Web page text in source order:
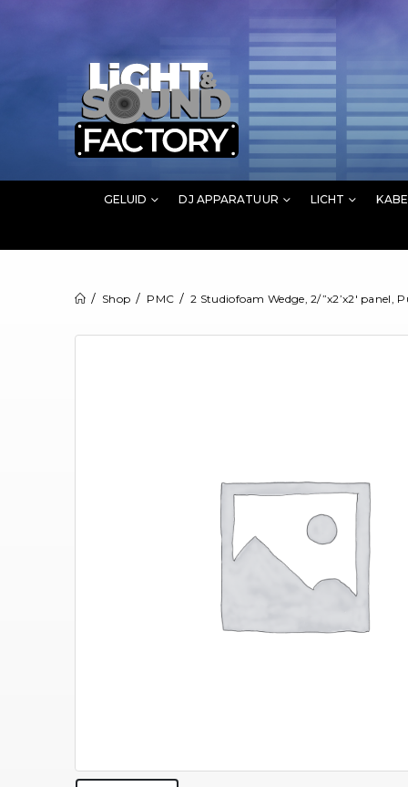
GELUID DJ APPARATUUR LICHT
Shop PMC 2 Studiofoam Wedge, 2/”x2’x2′ panel,